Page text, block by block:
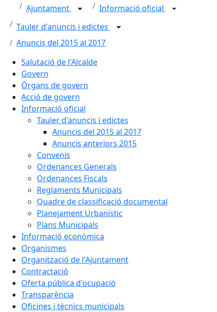
Ajuntament
Informació oficial
Tauler d'anuncis i edictes
Anuncis del 2015 al 2017
Salutació de l'Alcalde
Govern
Òrgans de govern
Acció de govern
Informació oficial
Tauler d'anuncis i edictes
Anuncis del 2015 al 2017
Anuncis anteriors 2015
Convenis
Ordenances Generals
Ordenances Fiscals
Reglaments Municipals
Quadre de classificació documental
Planejament Urbanístic
Plans Municipals
Informació econòmica
Organismes
Organització de l'Ajuntament
Contractació
Oferta pública d'ocupació
Transparència
Oficines i tècnics municipals